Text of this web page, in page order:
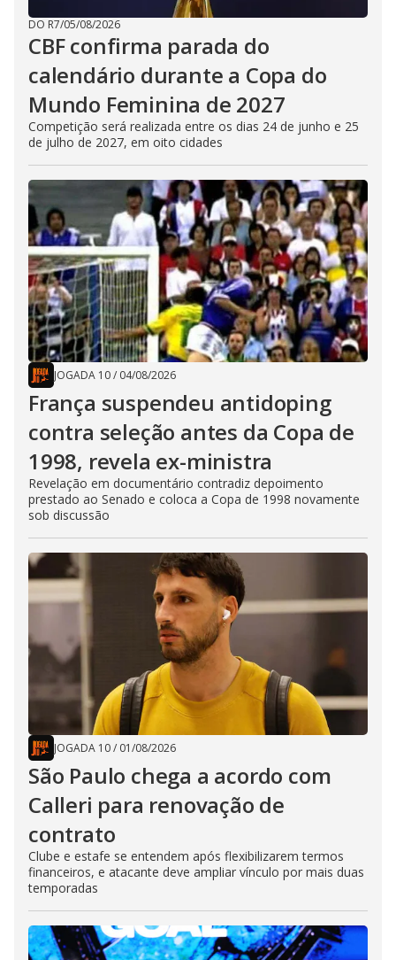
DO R7/05/08/2026
CBF confirma parada do
calendário durante a Copa do
Mundo Feminina de 2027
Competição será realizada entre os dias 24 de junho e 25
de julho de 2027, em oito cidades
JOGADA 10/ 04/08/2026
França suspendeu antidoping
contra seleção antes da Copa de
1998, revela ex-ministra
Revelação em documentário contradiz depoimento
prestado ao Senado e coloca a Copa de 1998 novamente
sob discussão
JOGADA 10/ 01/08/2026
São Paulo chega a acordo com
Calleri para renovação de
contrato
Clube e estafe se entendem após flexibilizarem termos
financeiros, e atacante deve ampliar vínculo por mais duas
temporadas